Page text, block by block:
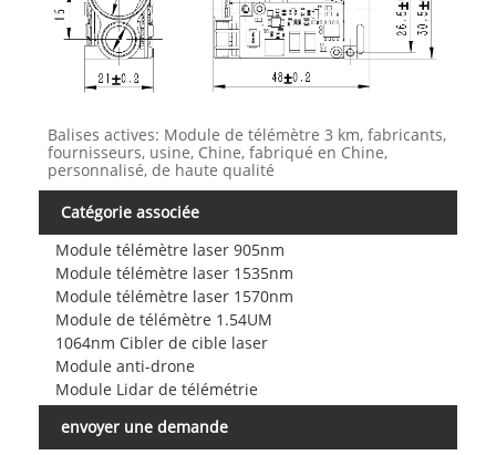
Balises actives: Module de télémètre 3 km, fabricants,
fournisseurs, usine, Chine, fabriqué en Chine,
personnalisé, de haute qualité
Catégorie associée
Module télémètre laser 905nm
Module télémètre laser 1535nm
Module télémètre laser 1570nm
Module de télémètre 1.54UM
1064nm Cibler de cible laser
Module anti-drone
Module Lidar de télémétrie
envoyer une demande